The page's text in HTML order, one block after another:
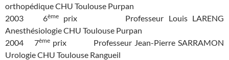
orthopédique CHU Toulouse Purpan
2003 6èmeprix Professeur Louis LARENG
Anesthésiologie CHU Toulouse Purpan
2004 7èmeprix Professeur Jean-Pierre SARRAMON
Urologie CHU Toulouse Rangueil